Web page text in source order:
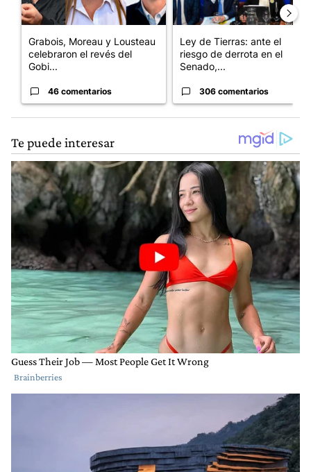
Grabois, Moreau y Lousteau
celebraron el revés del
Gobi...
46 comentarios
Ley de Tierras: ante el
riesgo de derrota en el
Senado,...
306 comentarios